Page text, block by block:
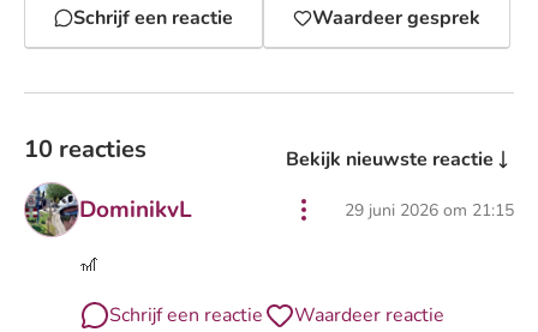
Schrijf een reactie Waardeer gesprek
10 reacties Bekijk nieuwste reactie
DominikvL 29 juni 2026 om 21:15
🎢
Schrijf een reactie
Waardeer reactie